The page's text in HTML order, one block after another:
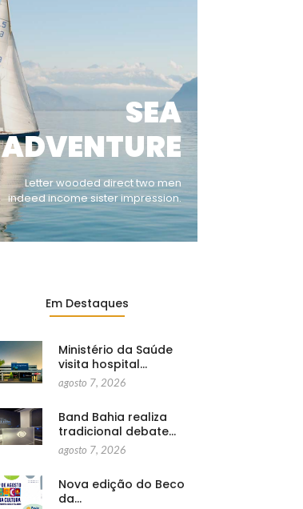
SEA
ADVENTURE
Letter wooded direct two men
indeed income sister impression.
Em Destaques
Ministério da Saúde
visita hospital…
agosto 7, 2026
Band Bahia realiza
tradicional debate…
agosto 7, 2026
Nova edição do Beco
da…